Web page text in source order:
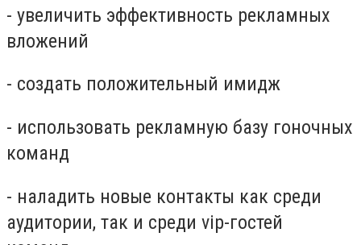
- увеличить эффективность рекламных
вложений
- создать положительный имидж
- использовать рекламную базу гоночных
команд
- наладить новые контакты как среди
аудитории, так и среди vip-гостей